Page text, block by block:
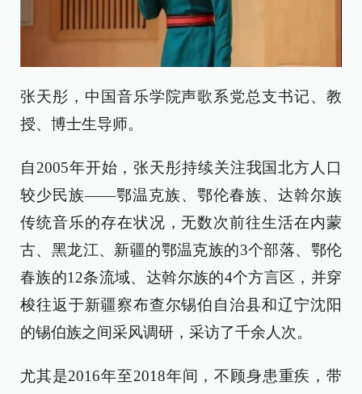
张天彤，中国音乐学院声歌系党总支书记、教
授、博士生导师。
自2005年开始，张天彤持续关注我国北方人口
较少民族——鄂温克族、鄂伦春族、达斡尔族
传统音乐的存在状况，无数次前往生活在内蒙
古、黑龙江、新疆的鄂温克族的3个部落、鄂伦
春族的12条流域、达斡尔族的4个方言区，并穿
梭往返于新疆察布查尔锡伯自治县和辽宁沈阳
的锡伯族之间采风调研，采访了千余人次。
尤其是2016年至2018年间，不顾身患重疾，带